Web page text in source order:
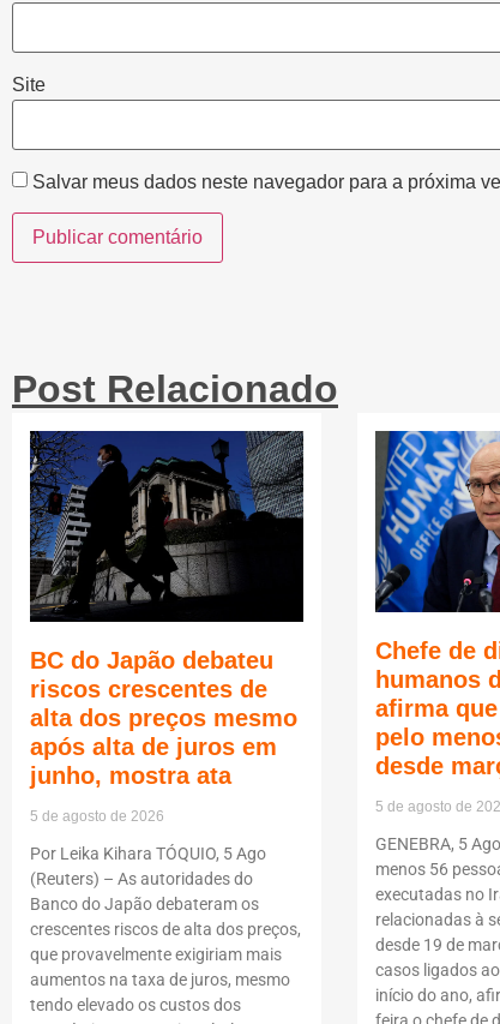
Site
Salvar meus dados neste navegador para a próxima
Post Relacionado
BC do Japão debateu
riscos crescentes de
alta dos preços mesmo
após alta de juros em
junho, mostra ata
5 de agosto de 2026
Por Leika Kihara TÓQUIO, 5 Ago
(Reuters) – As autoridades do
Banco do Japão debateram os
crescentes riscos de alta dos preços,
que provavelmente exigiriam mais
aumentos na taxa de juros, mesmo
tendo elevado os custos dos
Chefe de
humanos
afirma
pelo
desde
5 de agosto de
GENEBRA, 5
menos 56
executadas no
relacionadas à
desde 19 de
casos ligados
início do ano,